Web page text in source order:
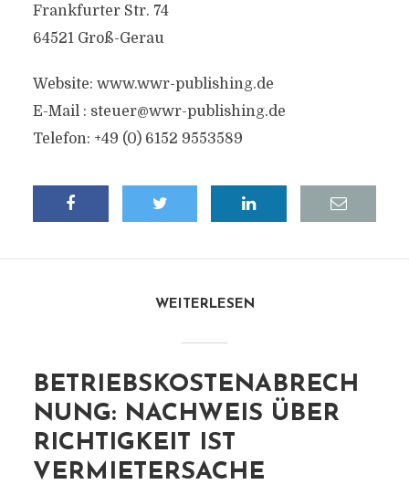
Frankfurter Str. 74
64521 Groß-Gerau
Website: www.wwr-publishing.de
E-Mail : steuer@wwr-publishing.de
Telefon: +49 (0) 6152 9553589
WEITERLESEN
BETRIEBSKOSTENABRECH
NUNG: NACHWEIS ÜBER
RICHTIGKEIT IST
VERMIETERSACHE